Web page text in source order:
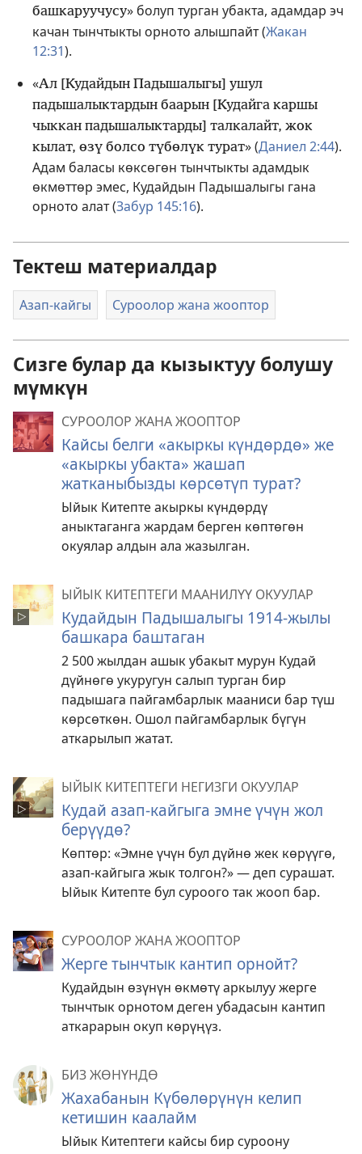
башкаруучусу» болуп турган убакта, адамдар эч
качан тынчтыкты орното алышпайт (Жакан
12:31).
«Ал [Кудайдын Падышалыгы] ушул
падышалыктардын баарын [Кудайга каршы
чыккан падышалыктарды] талкалайт, жок
кылат, өзү болсо түбөлүк турат» (Даниел 2:44).
Адам баласы көксөгөн тынчтыкты адамдык
өкмөттөр эмес, Кудайдын Падышалыгы гана
орното алат (Забур 145:16).
Тектеш материалдар
Азап-кайгы Суроолор жана жооптор
Сизге булар да кызыктуу болушу
мүмкүн
СУРООЛОР ЖАНА ЖООПТОР
Кайсы белги «акыркы күндөрдө» же
«акыркы убакта» жашап
жатканыбызды көрсөтүп турат?
Ыйык Китепте акыркы күндөрдү
аныктаганга жардам берген көптөгөн
окуялар алдын ала жазылган.
ЫЙЫК КИТЕПТЕГИ МААНИЛҮҮ ОКУУЛАР
Кудайдын Падышалыгы 1914-жылы
башкара баштаган
2 500 жылдан ашык убакыт мурун Кудай
дүйнөгө укуругун салып турган бир
падышага пайгамбарлык мааниси бар түш
көрсөткөн. Ошол пайгамбарлык бүгүн
аткарылып жатат.
ЫЙЫК КИТЕПТЕГИ НЕГИЗГИ ОКУУЛАР
Кудай азап-кайгыга эмне үчүн жол
берүүдө?
Көптөр: «Эмне үчүн бул дүйнө жек көрүүгө,
азап-кайгыга жык толгон?» — деп сурашат.
Ыйык Китепте бул суроого так жооп бар.
СУРООЛОР ЖАНА ЖООПТОР
Жерге тынчтык кантип орнойт?
Кудайдын өзүнүн өкмөтү аркылуу жерге
тынчтык орнотом деген убадасын кантип
аткарарын окуп көрүңүз.
БИЗ ЖӨНҮНДӨ
Жахабанын Күбөлөрүнүн келип
кетишин каалайм
Ыйык Китептеги кайсы бир суроону